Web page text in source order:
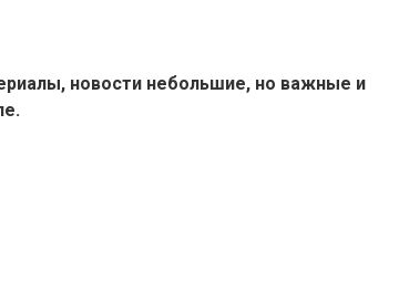
новости небольшие, но важные и